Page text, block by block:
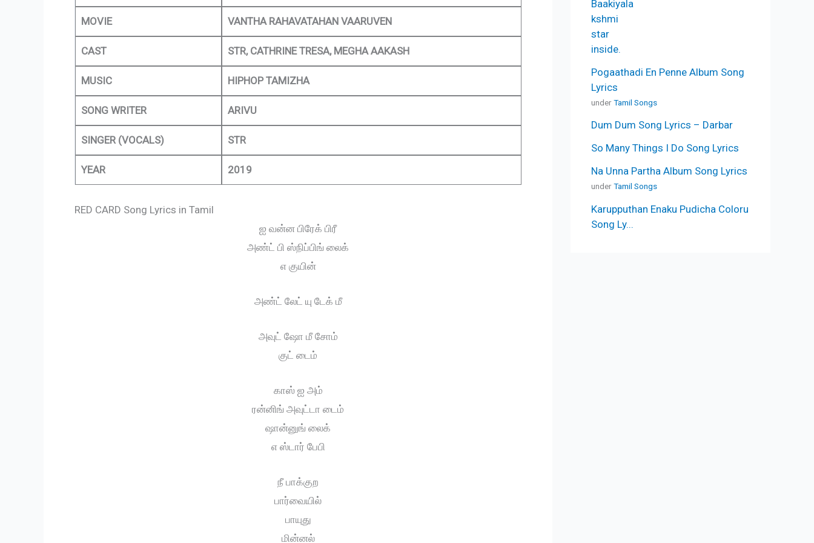
MOVIE VANTHA RAHAVATAHAN VAARUVEN
CAST STR, CATHRINE TRESA, MEGHA AAKASH
MUSIC HIPHOP TAMIZHA
SONG WRITER ARIVU
SINGER (VOCALS) STR
YEAR 2019
RED CARD Song Lyrics in Tamil
ஐ வன்ன பிரேக் பிரீ
அண்ட் பி ஸ்நிப்பிங் லைக்
எ குயின்
அண்ட் லேட் யு டேக் மீ
அவுட் ஷோ மீ சோம்
குட் டைம்
காஸ் ஐ அம்
ரன்னிங் அவுட்டா டைம்
ஷான்னுங் லைக்
எ ஸ்டார் பேபி
நீ பாக்குற
பார்வையில்
பாயுது
மின்னல்
Pogaathadi En Penne Album Song
Lyrics
underTamil Songs
Dum Dum Song Lyrics – Darbar
So Many Things I Do Song Lyrics
Na Unna Partha Album Song Lyrics
underTamil Songs
Karupputhan Enaku Pudicha Coloru
Song Ly...